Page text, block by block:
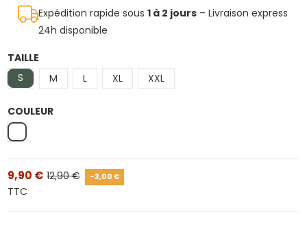
Expédition rapide sous 1 à 2 jours– Livraison express
24h disponible
TAILLE
S
M L XL XXL
COULEUR
Blanc
9,90 € 12,90 € -3,00 €
TTC